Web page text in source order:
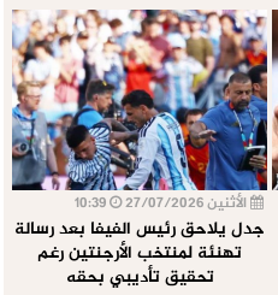
الأثنين 27/07/2026
جدل يلاحق رئيس الفيفا بعد رسالة
تهنئة لمنتخب الأرجنتين رغم
تحقيق تأديبي بحقه